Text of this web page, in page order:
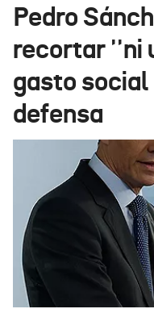
Pedro
recortar ''ni
gasto
defensa